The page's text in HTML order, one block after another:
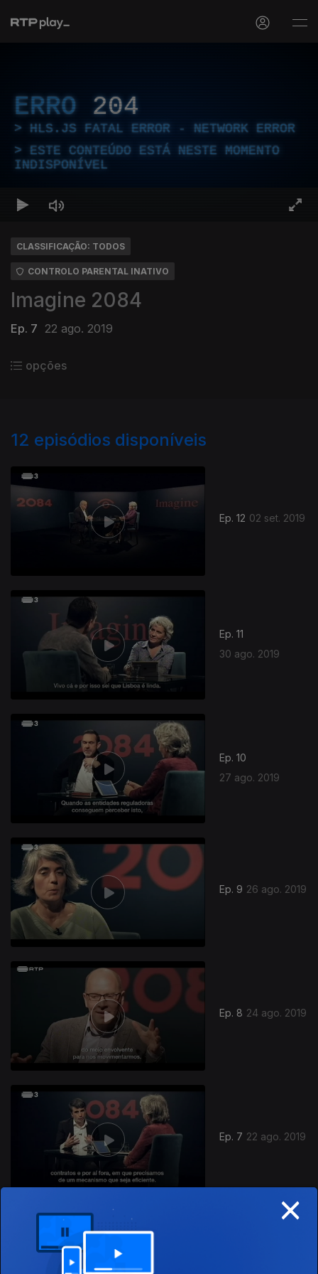
ERRO 204
HLS.JS FATAL ERROR - NETWORK ERROR
ESTE CONTEÚDO ESTÁ NESTE MOMENTO
INDISPONÍVEL
CLASSIFICAÇÃO: TODOS
CONTROLO PARENTAL INATIVO
Imagine 2084
Ep. 7 22 ago. 2019
opções
12 episódios disponíveis
Ep. 12 02 set. 2019
Ep. 11
30 ago. 2019
Ep. 10
27 ago. 2019
Ep. 9 26 ago. 2019
Ep. 8 24 ago. 2019
Ep. 7 22 ago. 2019
×